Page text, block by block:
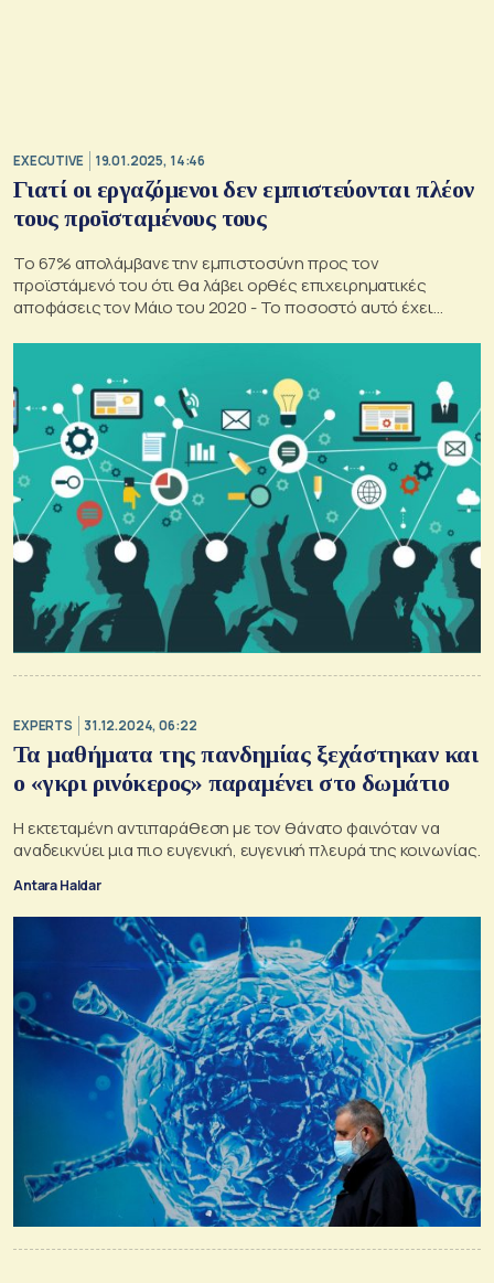
EXECUTIVE 19.01.2025, 14:46
Γιατί οι εργαζόμενοι δεν εμπιστεύονται πλέον
τους προϊσταμένους τους
Το 67% απολάμβανε την εμπιστοσύνη προς τον
προϊστάμενό του ότι θα λάβει ορθές επιχειρηματικές
αποφάσεις τον Μάιο του 2020 - To ποσοστό αυτό έχει
EXPERTS 31.12.2024, 06:22
Τα μαθήματα της πανδημίας ξεχάστηκαν και
ο «γκρι ρινόκερος» παραμένει στο δωμάτιο
Η εκτεταμένη αντιπαράθεση με τον θάνατο φαινόταν να
αναδεικνύει μια πιο ευγενική, ευγενική πλευρά της κοινωνίας.
Antara Haldar